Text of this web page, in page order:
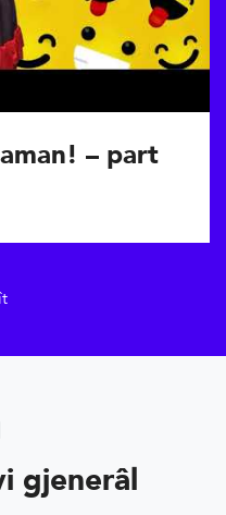
– part
gjenerâl